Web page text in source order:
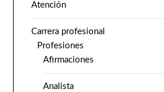
Atención
Carrera profesional
Profesiones
Afirmaciones
Analista